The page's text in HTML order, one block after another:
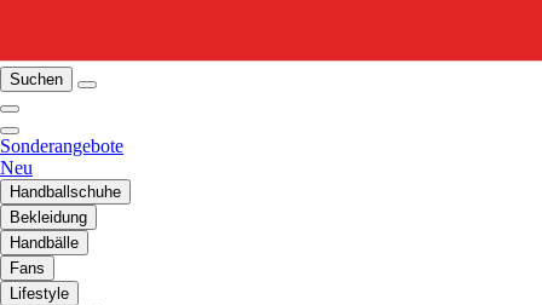
Suchen
Sonderangebote
Neu
Handballschuhe
Bekleidung
Handbälle
Fans
Lifestyle